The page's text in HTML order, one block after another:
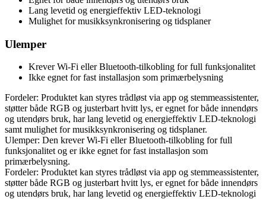
Lang levetid og energieffektiv LED-teknologi
Mulighet for musikksynkronisering og tidsplaner
Ulemper
Krever Wi-Fi eller Bluetooth-tilkobling for full funksjonalitet
Ikke egnet for fast installasjon som primærbelysning
Fordeler: Produktet kan styres trådløst via app og stemmeassistenter,
støtter både RGB og justerbart hvitt lys, er egnet for både innendørs
og utendørs bruk, har lang levetid og energieffektiv LED-teknologi
samt mulighet for musikksynkronisering og tidsplaner.
Ulemper: Den krever Wi-Fi eller Bluetooth-tilkobling for full
funksjonalitet og er ikke egnet for fast installasjon som
primærbelysning.
Fordeler: Produktet kan styres trådløst via app og stemmeassistenter,
støtter både RGB og justerbart hvitt lys, er egnet for både innendørs
og utendørs bruk, har lang levetid og energieffektiv LED-teknologi